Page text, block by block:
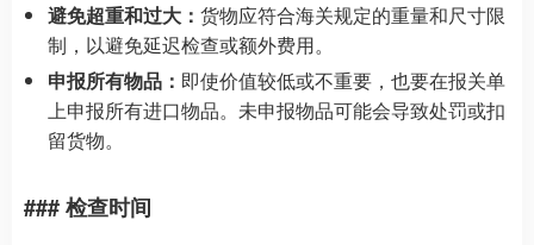
避免超重和过大： 货物应符合海关规定的重量和尺寸限
制，以避免延迟检查或额外费用。
申报所有物品： 即使价值较低或不重要，也要在报关单
上申报所有进口物品。未申报物品可能会导致处罚或扣
留货物。
### 检查时间